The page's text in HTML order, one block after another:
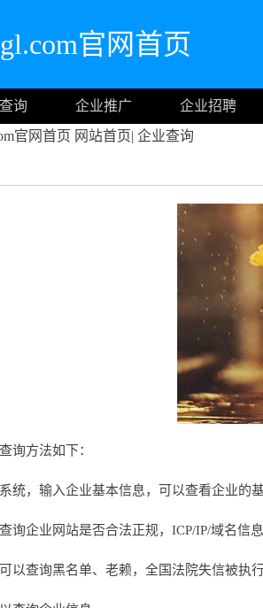
官网首页
询 企业推广
企业招聘
官网首页 网站首页| 企业查询
询方法如下：
统，输入企业基本信息，可以查看企业的
询企业网站是否合法正规，ICP/IP/域名信
以查询黑名单、老赖，全国法院失信被执